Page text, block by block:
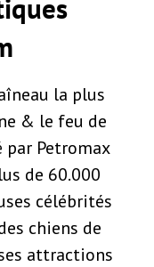
la plus
& le feu de
Petromax
de 60.000
célébrités
chiens de
attractions